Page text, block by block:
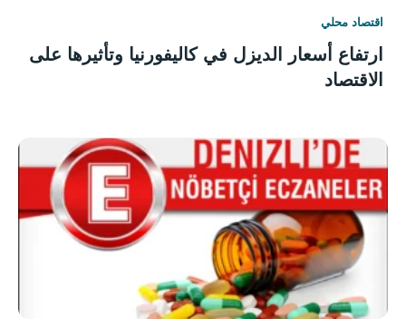
اقتصاد محلي
ارتفاع أسعار الديزل في كاليفورنيا وتأثيرها على
الاقتصاد